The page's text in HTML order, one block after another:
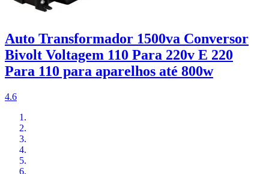
Auto Transformador 1500va Conversor
Bivolt Voltagem 110 Para 220v E 220
Para 110 para aparelhos até 800w
4.6